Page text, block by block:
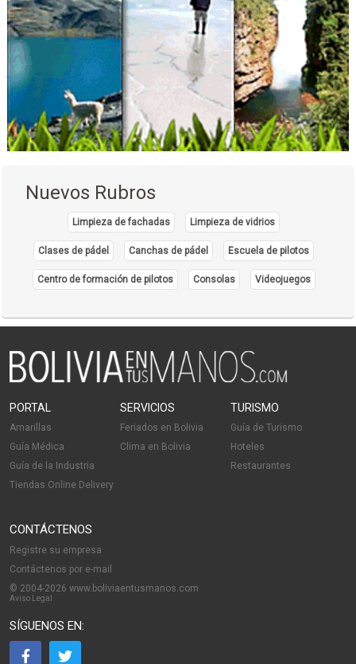
Nuevos Rubros
Limpieza de fachadas Limpieza de vidrios
Clases de pádel Canchas de pádel Escuela de pilotos
Centro de formación de pilotos Consolas Videojuegos
PORTAL
Amarillas
Guía Médica
Guía de la Industria
Tiendas Online Delivery
SERVICIOS
Feriados en Bolivia
Clima en Bolivia
TURISMO
Guía de Turismo
Hoteles
Restaurantes
CONTÁCTENOS
Registre su empresa
Contáctenos por e-mail
© 2004-2026 www.boliviaentusmanos.com
Aviso Legal
SÍGUENOS EN: